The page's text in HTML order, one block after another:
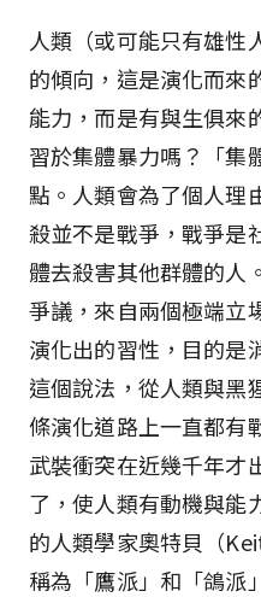
人類（或可能只有雄性
的傾向，這是演化而來
能力，而是有與生俱來
習於集體暴力嗎？「
點。人類會為了個人理
殺並不是戰爭，戰爭是
體去殺害其他群體的人
爭議，來自兩個極端立
演化出的習性，目的是
這個說法，從人類與黑
條演化道路上一直都有
武裝衝突在近幾千年才
了，使人類有動機與能
的人類學家奧特貝（
稱為「鷹派」和「鴿派